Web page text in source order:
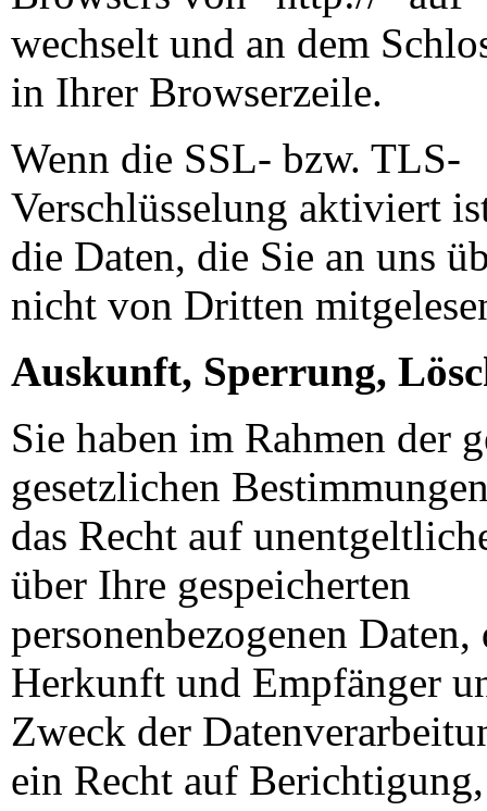
wechselt und an dem
in Ihrer Browserzeile.
Wenn die SSL- bzw. TLS-
Verschlüsselung aktiviert
die Daten, die Sie an uns
nicht von Dritten
Auskunft, Sperrung,
Sie haben im Rahmen der
gesetzlichen
das Recht auf
über Ihre gespeicherten
personenbezogenen Daten,
Herkunft und Empfänger
Zweck der
ein Recht auf